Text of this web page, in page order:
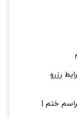
رزرو
ختم |